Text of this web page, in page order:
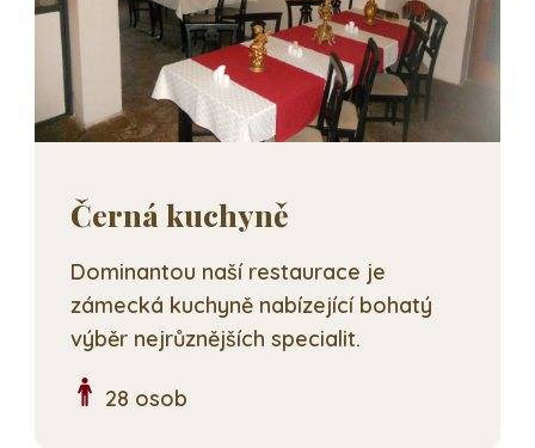
Černá kuchyně
Dominantou naší restaurace je
zámecká kuchyně nabízející bohatý
výběr nejrůznějších specialit.
28 osob